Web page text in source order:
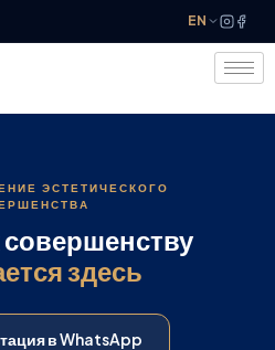
EN
ЭСТЕТИЧЕСКОГО
здесь
в WhatsApp